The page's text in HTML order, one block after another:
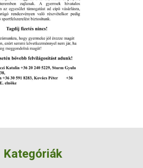
Kategóriák